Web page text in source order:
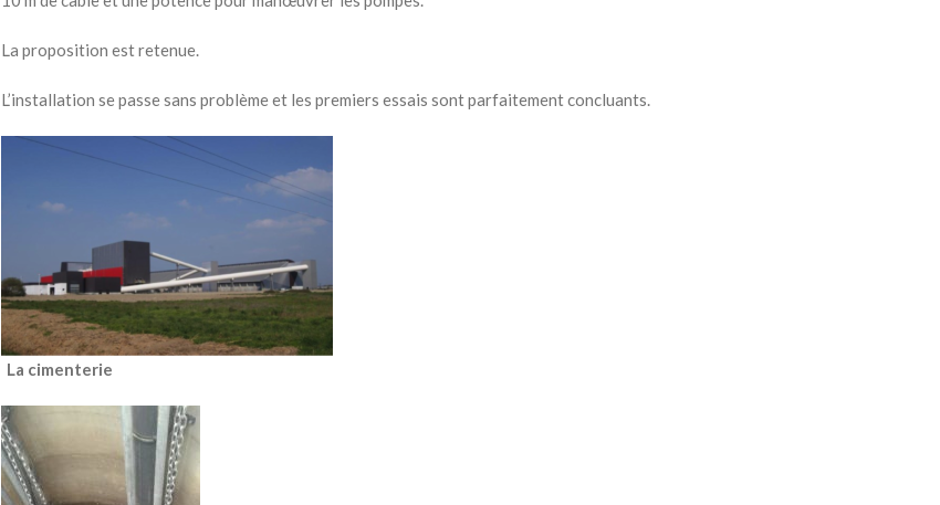
La proposition est retenue.
L’installation se passe sans problème et les premiers essais sont parfaitement concluants.
La cimenterie